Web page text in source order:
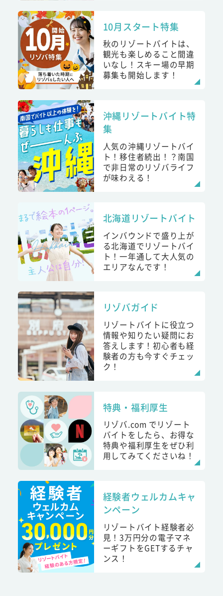
10月スタート特集
秋のリゾートバイトは、
観光も楽しめること間違
いなし！スキー場の早期
募集も開始します！
沖縄リゾートバイト特
集
人気の沖縄リゾートバイ
ト！移住者続出！？南国
で非日常のリゾバライフ
が味わえる！
北海道リゾートバイト
インバウンドで盛り上が
る北海道でリゾートバイ
ト！一年通して大人気の
エリアなんです！
リゾバガイド
リゾートバイトに役立つ
情報や知りたい疑問にお
答えします！初心者も経
験者の方も今すぐチェッ
ク！
特典・福利厚生
リゾバ.com でリゾート
バイトをしたら、お得な
特典や福利厚生をぜひ利
用してみてくださいね！
経験者ウェルカムキャ
ンペーン
リゾートバイト経験者必
見！3万円分の電子マネ
ーギフトをGETするチャ
ンス！